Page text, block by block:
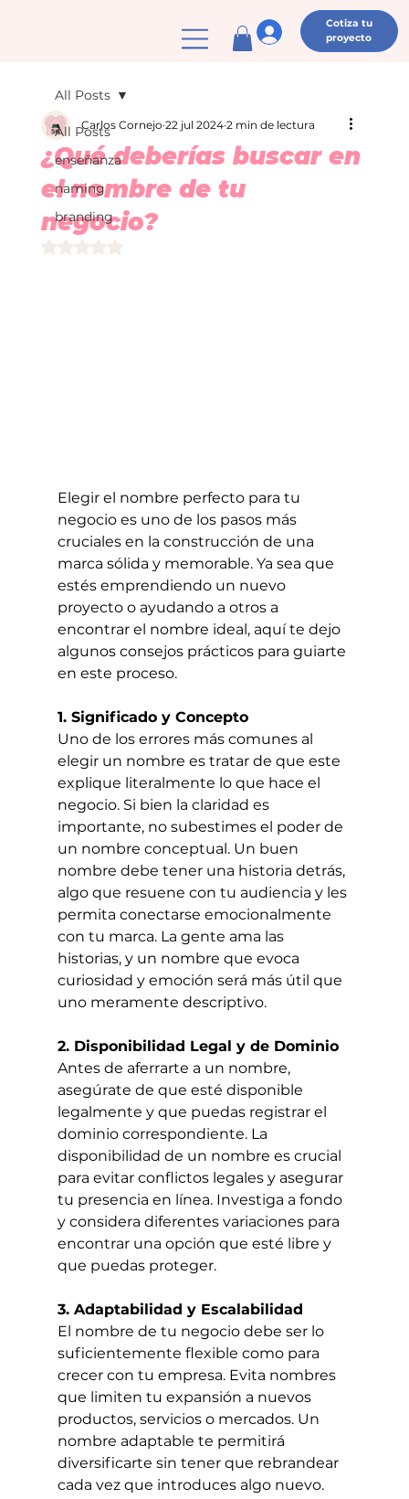
Cotiza tu
proyecto
All Posts
enseñanza
naming
branding
All Posts
¿Qué deberías buscar en
el nombre de tu
negocio?
Carlos Cornejo 22 jul 2024 2 min de lectura
Obtuvo NaN de 5 estrellas.
Elegir el nombre perfecto para tu
negocio es uno de los pasos más
cruciales en la construcción de una
marca sólida y memorable. Ya sea que
estés emprendiendo un nuevo
proyecto o ayudando a otros a
encontrar el nombre ideal, aquí te dejo
algunos consejos prácticos para guiarte
en este proceso.
1. Significado y Concepto
Uno de los errores más comunes al
elegir un nombre es tratar de que este
explique literalmente lo que hace el
negocio. Si bien la claridad es
importante, no subestimes el poder de
un nombre conceptual. Un buen
nombre debe tener una historia detrás,
algo que resuene con tu audiencia y les
permita conectarse emocionalmente
con tu marca. La gente ama las
historias, y un nombre que evoca
curiosidad y emoción será más útil que
uno meramente descriptivo.
2. Disponibilidad Legal y de Dominio
Antes de aferrarte a un nombre,
asegúrate de que esté disponible
legalmente y que puedas registrar el
dominio correspondiente. La
disponibilidad de un nombre es crucial
para evitar conflictos legales y asegurar
tu presencia en línea. Investiga a fondo
y considera diferentes variaciones para
encontrar una opción que esté libre y
que puedas proteger.
3. Adaptabilidad y Escalabilidad
El nombre de tu negocio debe ser lo
suficientemente flexible como para
crecer con tu empresa. Evita nombres
que limiten tu expansión a nuevos
productos, servicios o mercados. Un
nombre adaptable te permitirá
diversificarte sin tener que rebrandear
cada vez que introduces algo nuevo.